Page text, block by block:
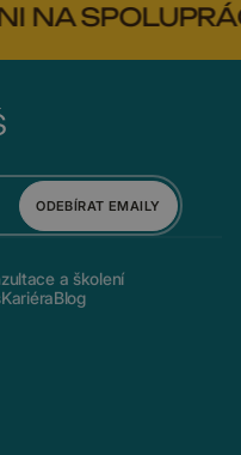
SPOLUPRÁCI?
ODEBÍRAT EMAILY
a školení
KariéraBlog